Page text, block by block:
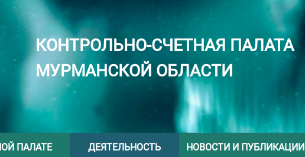
КОНТРОЛЬНО-СЧЕТНАЯ ПАЛАТА
МУРМАНСКОЙ ОБЛАСТИ
ПАЛАТЕ ДЕЯТЕЛЬНОСТЬ НОВОСТИ И ПУБЛИКАЦИИ